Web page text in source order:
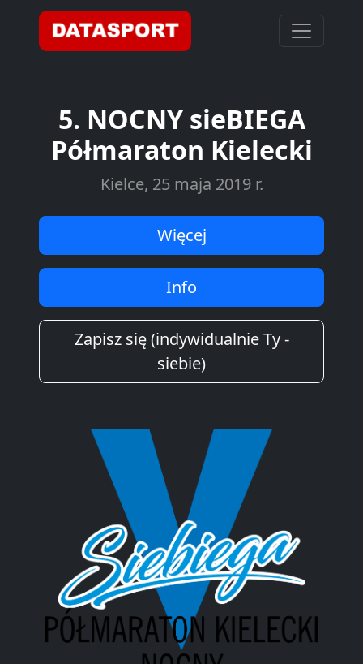
5. NOCNY sieBIEGA
Półmaraton Kielecki
Kielce, 25 maja 2019 r.
Więcej
Info
Zapisz się (indywidualnie Ty -
siebie)